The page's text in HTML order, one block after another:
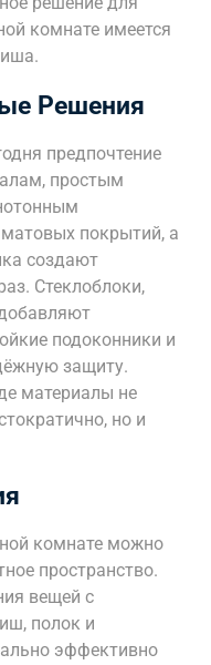
комнате имеется
Решения
предпочтение
простым
покрытий, а
создают
Стеклоблоки,
подоконники и
защиту.
материалы не
но и
комнате можно
пространство.
вещей с
полок и
эффективно